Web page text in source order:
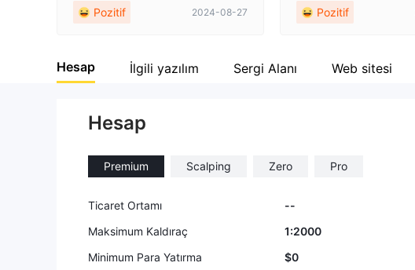
her seferinde çekimlerimi 4 ila 5 s
Pozitif 2024-08-27 Pozitif
Hesap İlgili yazılım Sergi Alanı Web sitesi
Hesap
Premium Scalping Zero Pro
Ticaret Ortamı --
Maksimum Kaldıraç
1:2000
Minimum Para Yatırma
$0